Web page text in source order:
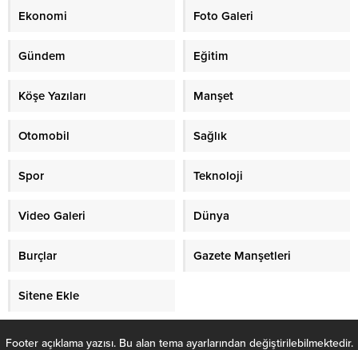
Ekonomi Foto Galeri
Gündem Eğitim
Köşe Yazıları Manşet
Otomobil Sağlık
Spor Teknoloji
Video Galeri Dünya
Burçlar Gazete Manşetleri
Sitene Ekle
Footer açıklama yazısı. Bu alan tema ayarlarından değiştirilebilmektedir.